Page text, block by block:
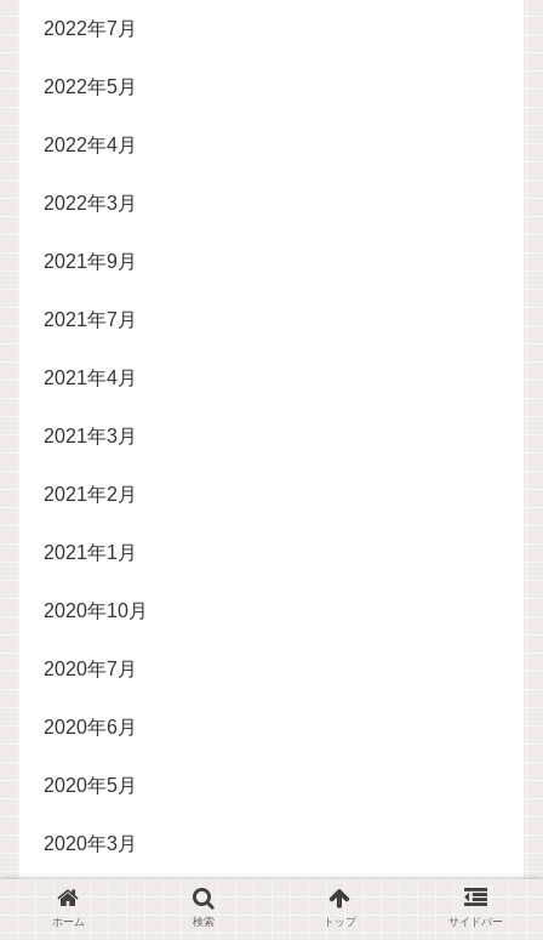
2022年7月
2022年5月
2022年4月
2022年3月
2021年9月
2021年7月
2021年4月
2021年3月
2021年2月
2021年1月
2020年10月
2020年7月
2020年6月
2020年5月
2020年3月
2020年2月
ホーム 検索 トップ サイドバー